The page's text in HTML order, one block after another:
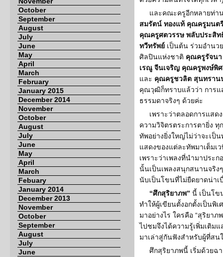
October
September
August
July
June
May
April
March
February
January 2015
December 2014
November
October
August
July
June
May
April
March
Febuary
January 2014
December 2013
November
October
September
August
July
June
และคณะครูอีกหลายท่า
สมรัตน์ ทองแท้ คุณครูมนต
คุณครูศตวรรษ พลับประสิท
ทวีทรัพย์ เป็นต้น ร่วมอำนว
ศิลปินแห่งชาติ คุณครูรัจนา
เรณู จีนเจริญ คุณครูพงษ์พิ
และ คุณครูชวลิต สุนทราน
คุณวุฒิก็ทราบแล้วว่า การแ
ธรรมดาจริงๆ ด้วยค่ะ
เพราะว่าตลอดการแสด
ความวิจิตรตระการตายิ่ง
ทัพอย่างยิ่งใหญ่ไม่ว่าจะเป็
แสดงของแต่ละทัพมาเต็มเ
เพราะว่าเพลงที่นำมาประ
นั้นเป็นเพลงสนุกสนานจริง
นับเป็นโขนที่ไม่ยืดยาดน่าเ
“ศึกสุริยาภพ” นี้ เป็นโข
ทำให้ผู้เขียนตั้งอกตั้งเป็นพิ
มาอย่างไร ใครคือ “สุริยาภ
ไปชมจึงได้ความรู้เพิ่มเติม
มาเล่าสู่กันฟังสำหรับผู้ที่สน
ศึกสุริยาภพนี้ เริ่มด้วยฉ